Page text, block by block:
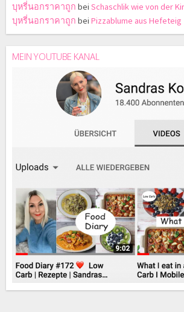
บุหรี่นอกราคาถูก bei Schaschlik wie von der
บุหรี่นอกราคาถูก bei Pizzablume aus Hefeteig
MEIN YOUTUBE KANAL